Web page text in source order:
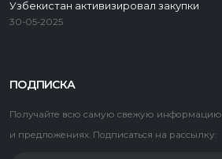
Узбекистан активизировал закупки
30-05-2025
ПОДПИСКА
Получайте всю самую свежую информацию
и предложениях. Подписаться на рассылку: